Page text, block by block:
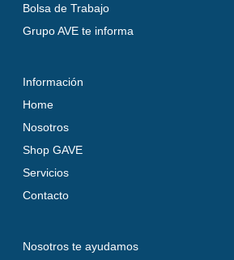
Bolsa de Trabajo
Grupo AVE te informa
Información
Home
Nosotros
Shop GAVE
Servicios
Contacto
Nosotros te ayudamos